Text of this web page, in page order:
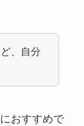
、自分
おすすめで